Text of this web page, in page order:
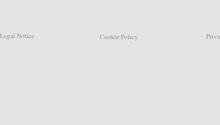
Cookie Policy
Legal Notice